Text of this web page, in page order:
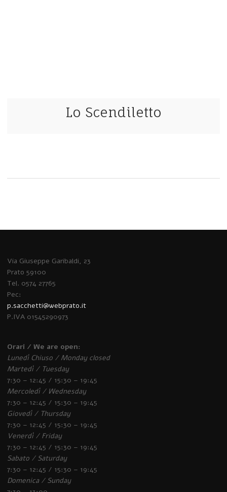
Lo Scendiletto
Via Giuseppe Garibaldi, 23
Prato 59100
Tel. 0574 27765
Pec:
p.sacchetti@webprato.it
P.IVA 01545290973
Orari / We are open:
Lunedì Chiuso / Monday closed
Martedì / Tuesday
7:30 – 12:45 / 15:30 – 19:45
Mercoledì / Wednesday
7:30 – 12:45 / 15:30 – 19:45
Giovedì / Thursday
7:30 – 12:45 / 15:30 – 19:45
Venerdì / Friday
7:30 – 12:45 / 15:30 – 19:45
Sabato / Saturday
7:30 – 12:45 / 15:30 – 19:45
Domenica / Sunday